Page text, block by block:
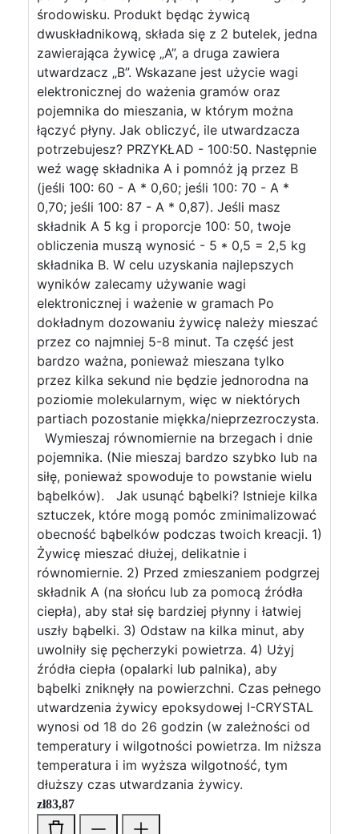
środowisku. Produkt będąc żywicą
dwuskładnikową, składa się z 2 butelek, jedna
zawierająca żywicę „A”, a druga zawiera
utwardzacz „B”. Wskazane jest użycie wagi
elektronicznej do ważenia gramów oraz
pojemnika do mieszania, w którym można
łączyć płyny. Jak obliczyć, ile utwardzacza
potrzebujesz? PRZYKŁAD - 100:50. Następnie
weź wagę składnika A i pomnóż ją przez B
(jeśli 100: 60 - A * 0,60; jeśli 100: 70 - A *
0,70; jeśli 100: 87 - A * 0,87). Jeśli masz
składnik A 5 kg i proporcje 100: 50, twoje
obliczenia muszą wynosić - 5 * 0,5 = 2,5 kg
składnika B. W celu uzyskania najlepszych
wyników zalecamy używanie wagi
elektronicznej i ważenie w gramach Po
dokładnym dozowaniu żywicę należy mieszać
przez co najmniej 5-8 minut. Ta część jest
bardzo ważna, ponieważ mieszana tylko
przez kilka sekund nie będzie jednorodna na
poziomie molekularnym, więc w niektórych
partiach pozostanie miękka/nieprzezroczysta.
Wymieszaj równomiernie na brzegach i dnie
pojemnika. (Nie mieszaj bardzo szybko lub na
siłę, ponieważ spowoduje to powstanie wielu
bąbelków). Jak usunąć bąbelki? Istnieje kilka
sztuczek, które mogą pomóc zminimalizować
obecność bąbelków podczas twoich kreacji. 1)
Żywicę mieszać dłużej, delikatnie i
równomiernie. 2) Przed zmieszaniem podgrzej
składnik A (na słońcu lub za pomocą źródła
ciepła), aby stał się bardziej płynny i łatwiej
uszły bąbelki. 3) Odstaw na kilka minut, aby
uwolniły się pęcherzyki powietrza. 4) Użyj
źródła ciepła (opalarki lub palnika), aby
bąbelki zniknęły na powierzchni. Czas pełnego
utwardzenia żywicy epoksydowej I-CRYSTAL
wynosi od 18 do 26 godzin (w zależności od
temperatury i wilgotności powietrza. Im niższa
temperatura i im wyższa wilgotność, tym
dłuższy czas utwardzania żywicy.
zł83,87